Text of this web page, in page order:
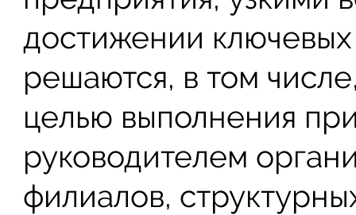
достижении
решаются, в том
целью выполнения
руководителем
филиалов,